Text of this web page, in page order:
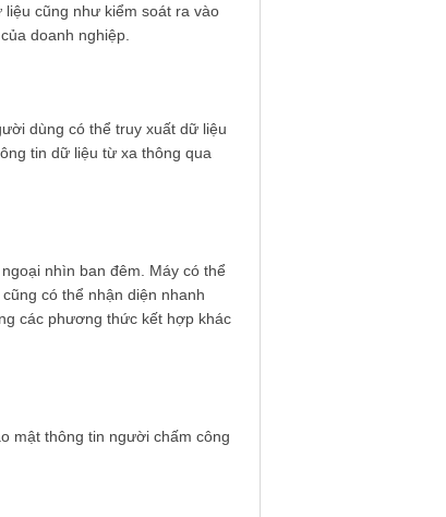
cũng như kiểm soát ra vào
doanh nghiệp.
dùng có thể truy xuất dữ liệu
tin dữ liệu từ xa thông qua
nhìn ban đêm. Máy có thể
có thể nhận diện nhanh
các phương thức kết hợp khác
mật thông tin người chấm công